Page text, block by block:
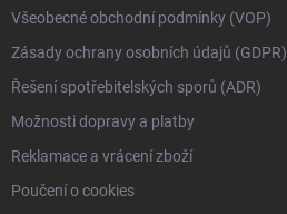
Všeobecné obchodní podmínky (VOP)
Zásady ochrany osobních údajů (GDPR)
Řešení spotřebitelských sporů (ADR)
Možnosti dopravy a platby
Reklamace a vrácení zboží
Poučení o cookies